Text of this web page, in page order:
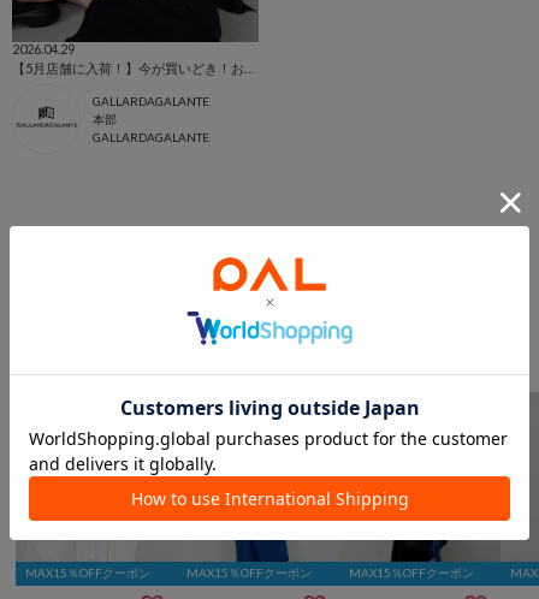
2026.04.29
GALLARDAGALANTE
本部
GALLARDAGALANTE
このアイテムを見た人は
こんなアイテムも見ています
MAX15％OFFクーポン MAX15％OFFクーポン MAX15％OFFクーポン